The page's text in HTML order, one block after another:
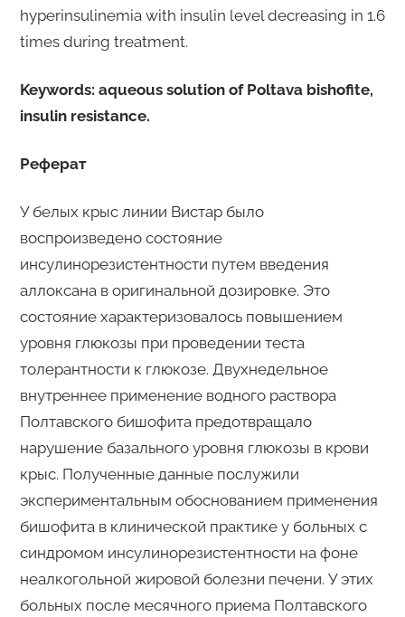
hyperinsulinemia with insulin level decreasing in 1.6
times during treatment.
Keywords: aqueous solution of Poltava bishofite,
insulin resistance.
Реферат
У белых крыс линии Вистар было
воспроизведено состояние
инсулинорезистентности путем введения
аллоксана в оригинальной дозировке. Это
состояние характеризовалось повышением
уровня глюкозы при проведении теста
толерантности к глюкозе. Двухнедельное
внутреннее применение водного раствора
Полтавского бишофита предотвращало
нарушение базального уровня глюкозы в крови
крыс. Полученные данные послужили
экспериментальным обоснованием применения
бишофита в клинической практике у больных с
синдромом инсулинорезистентности на фоне
неалкогольной жировой болезни печени. У этих
больных после месячного приема Полтавского